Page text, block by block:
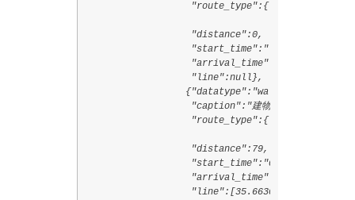
                   "route_type":{"code":"2006",
                   "distance":0,
                   "start_time":"",
                   "arrival_time":"",
                   "line":null},
                  {"datatype":"walk",
                   "caption":"建物内",
                   "route_type":{"code":"2006",
                   "distance":79,
                   "start_time":"0916",
                   "arrival_time":"0918",